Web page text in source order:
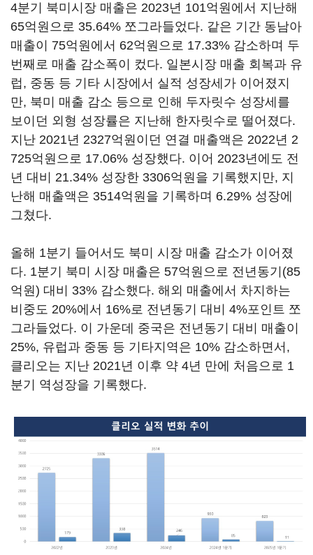
4분기 북미시장 매출은 2023년 101억원에서 지난해
65억원으로 35.64% 쪼그라들었다. 같은 기간 동남아
매출이 75억원에서 62억원으로 17.33% 감소하며 두
번째로 매출 감소폭이 컸다. 일본시장 매출 회복과 유
럽, 중동 등 기타 시장에서 실적 성장세가 이어졌지
만, 북미 매출 감소 등으로 인해 두자릿수 성장세를
보이던 외형 성장률은 지난해 한자릿수로 떨어졌다.
지난 2021년 2327억원이던 연결 매출액은 2022년 2
725억원으로 17.06% 성장했다. 이어 2023년에도 전
년 대비 21.34% 성장한 3306억원을 기록했지만, 지
난해 매출액은 3514억원을 기록하며 6.29% 성장에
그쳤다.
올해 1분기 들어서도 북미 시장 매출 감소가 이어졌
다. 1분기 북미 시장 매출은 57억원으로 전년동기(85
억원) 대비 33% 감소했다. 해외 매출에서 차지하는
비중도 20%에서 16%로 전년동기 대비 4%포인트 쪼
그라들었다. 이 가운데 중국은 전년동기 대비 매출이
25%, 유럽과 중동 등 기타지역은 10% 감소하면서,
클리오는 지난 2021년 이후 약 4년 만에 처음으로 1
분기 역성장을 기록했다.